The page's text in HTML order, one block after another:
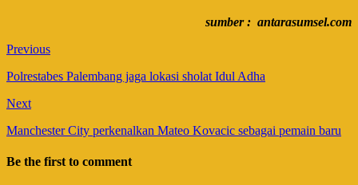
sumber : antarasumsel.com
Previous
Polrestabes Palembang jaga lokasi sholat Idul Adha
Next
Manchester City perkenalkan Mateo Kovacic sebagai pemain baru
Be the first to comment